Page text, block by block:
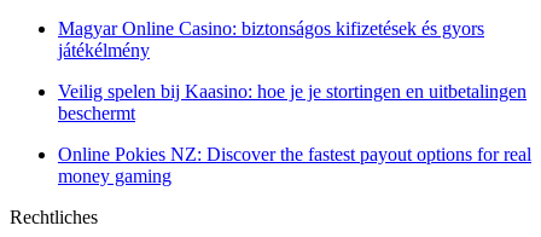
Magyar Online Casino: biztonságos kifizetések és gyors
játékélmény
Veilig spelen bij Kaasino: hoe je je stortingen en uitbetalingen
beschermt
Online Pokies NZ: Discover the fastest payout options for real
money gaming
Rechtliches